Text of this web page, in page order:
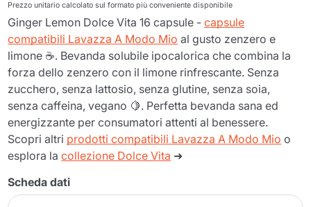
Prezzo unitario calcolato sul formato più conveniente disponibile
Ginger Lemon Dolce Vita 16 capsule -capsule
compatibili Lavazza A Modo Mio al gusto zenzero e
limone ☕. Bevanda solubile ipocalorica che combina la
forza dello zenzero con il limone rinfrescante. Senza
zucchero, senza lattosio, senza glutine, senza soia,
senza caffeina, vegano 🍋. Perfetta bevanda sana ed
energizzante per consumatori attenti al benessere.
Scopri altri prodotti compatibili Lavazza A Modo Mio o
esplora lacollezione Dolce Vita ➜
Scheda dati